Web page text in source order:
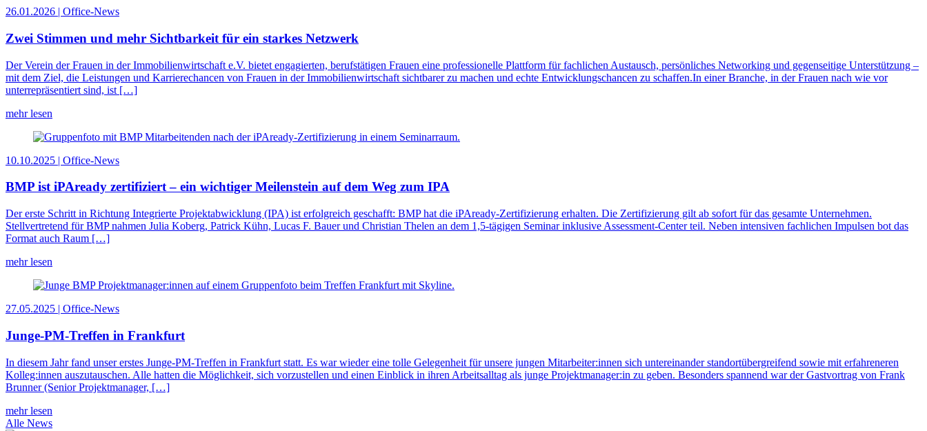
26.01.2026 | Office-News
Zwei Stimmen und mehr Sichtbarkeit für ein starkes Netzwerk
Der Verein der Frauen in der Immobilienwirtschaft e.V. bietet engagierten, berufstätigen Frauen eine professionelle Plattform für fachlichen Austausch, persönliches Networking und gegenseitige Unterstützung –
mit dem Ziel, die Leistungen und Karrierechancen von Frauen in der Immobilienwirtschaft sichtbarer zu machen und echte Entwicklungschancen zu schaffen.In einer Branche, in der Frauen nach wie vor
unterrepräsentiert sind, ist […]
mehr lesen
10.10.2025 | Office-News
BMP ist iPAready zertifiziert – ein wichtiger Meilenstein auf dem Weg zum IPA
Der erste Schritt in Richtung Integrierte Projektabwicklung (IPA) ist erfolgreich geschafft: BMP hat die iPAready-Zertifizierung erhalten. Die Zertifizierung gilt ab sofort für das gesamte Unternehmen.
Stellvertretend für BMP nahmen Julia Koberg, Patrick Kühn, Lucas F. Bauer und Christian Thelen an dem 1,5-tägigen Seminar inklusive Assessment-Center teil. Neben intensiven fachlichen Impulsen bot das
Format auch Raum […]
mehr lesen
27.05.2025 | Office-News
Junge-PM-Treffen in Frankfurt
In diesem Jahr fand unser erstes Junge-PM-Treffen in Frankfurt statt. Es war wieder eine tolle Gelegenheit für unsere jungen Mitarbeiter:innen sich untereinander standortübergreifend sowie mit erfahreneren
Kolleg:innen auszutauschen. Alle hatten die Möglichkeit, sich vorzustellen und einen Einblick in ihren Arbeitsalltag als junge Projektmanager:in zu geben. Besonders spannend war der Gastvortrag von Frank
Brunner (Senior Projektmanager, […]
mehr lesen
Alle News